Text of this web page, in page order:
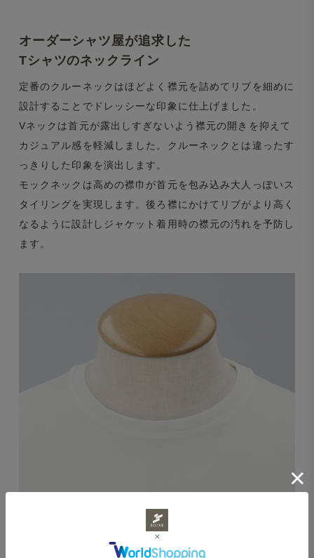
オーダーシャツ屋が追求した
Tシャツのネックライン
定番のクルーネックはほどよく襟元を詰めてリブを細めに
設計することでドレッシーな印象に仕上げました。
Vネックは首元が露出しすぎないよう襟元の開きを抑えて
カジュアル感を軽減しました。クルーネックとは違ったす
っきりした印象を演出します。
モックネックは高めの襟巾が首元を包み込み大人っぽいス
タイリングを実現します。後ろ襟にかけてリブがより高く
なるように設計しジャケット着用時の襟元の汚れを予防し
ます。